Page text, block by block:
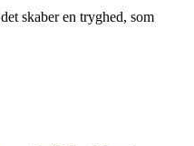
skaber en tryghed, som